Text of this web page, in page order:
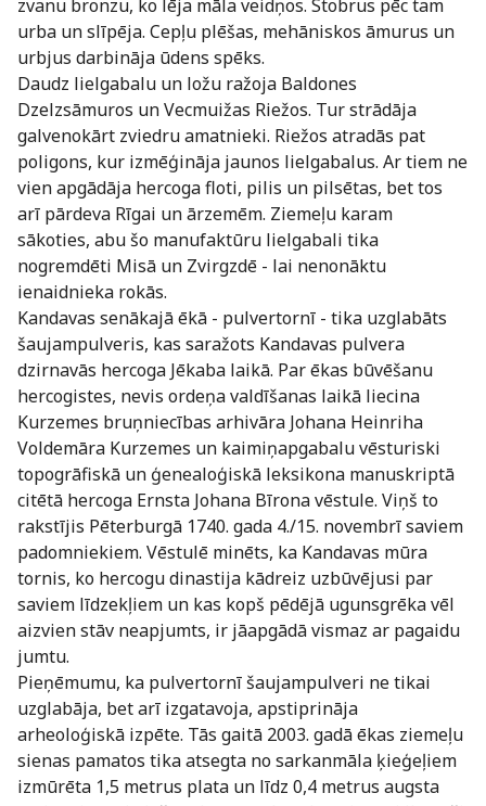
zvanu bronzu, ko lēja māla veidņos. Stobrus pēc tam
urba un slīpēja. Cepļu plēšas, mehāniskos āmurus un
urbjus darbināja ūdens spēks.
Daudz lielgabalu un ložu ražoja Baldones
Dzelzsāmuros un Vecmuižas Riežos. Tur strādāja
galvenokārt zviedru amatnieki. Riežos atradās pat
poligons, kur izmēģināja jaunos lielgabalus. Ar tiem ne
vien apgādāja hercoga floti, pilis un pilsētas, bet tos
arī pārdeva Rīgai un ārzemēm. Ziemeļu karam
sākoties, abu šo manufaktūru lielgabali tika
nogremdēti Misā un Zvirgzdē - lai nenonāktu
ienaidnieka rokās.
Kandavas senākajā ēkā - pulvertornī - tika uzglabāts
šaujampulveris, kas saražots Kandavas pulvera
dzirnavās hercoga Jēkaba laikā. Par ēkas būvēšanu
hercogistes, nevis ordeņa valdīšanas laikā liecina
Kurzemes bruņniecības arhivāra Johana Heinriha
Voldemāra Kurzemes un kaimiņapgabalu vēsturiski
topogrāfiskā un ģenealoģiskā leksikona manuskriptā
citētā hercoga Ernsta Johana Bīrona vēstule. Viņš to
rakstījis Pēterburgā 1740. gada 4./15. novembrī saviem
padomniekiem. Vēstulē minēts, ka Kandavas mūra
tornis, ko hercogu dinastija kādreiz uzbūvējusi par
saviem līdzekļiem un kas kopš pēdējā ugunsgrēka vēl
aizvien stāv neapjumts, ir jāapgādā vismaz ar pagaidu
jumtu.
Pieņēmumu, ka pulvertornī šaujampulveri ne tikai
uzglabāja, bet arī izgatavoja, apstiprināja
arheoloģiskā izpēte. Tās gaitā 2003. gadā ēkas ziemeļu
sienas pamatos tika atsegta no sarkanmāla ķieģeļiem
izmūrēta 1,5 metrus plata un līdz 0,4 metrus augsta